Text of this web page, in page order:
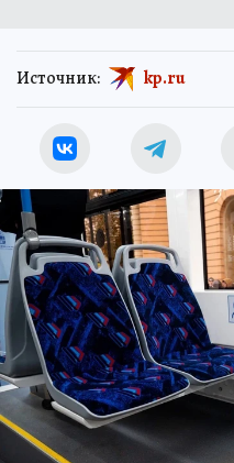
Источник: kp.ru